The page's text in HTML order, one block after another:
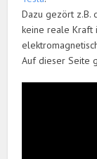
Dazu gezört z.B.
keine reale Kraft
Auf dieser Seite